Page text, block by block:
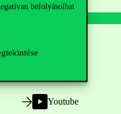
befolyásolhat
Youtube